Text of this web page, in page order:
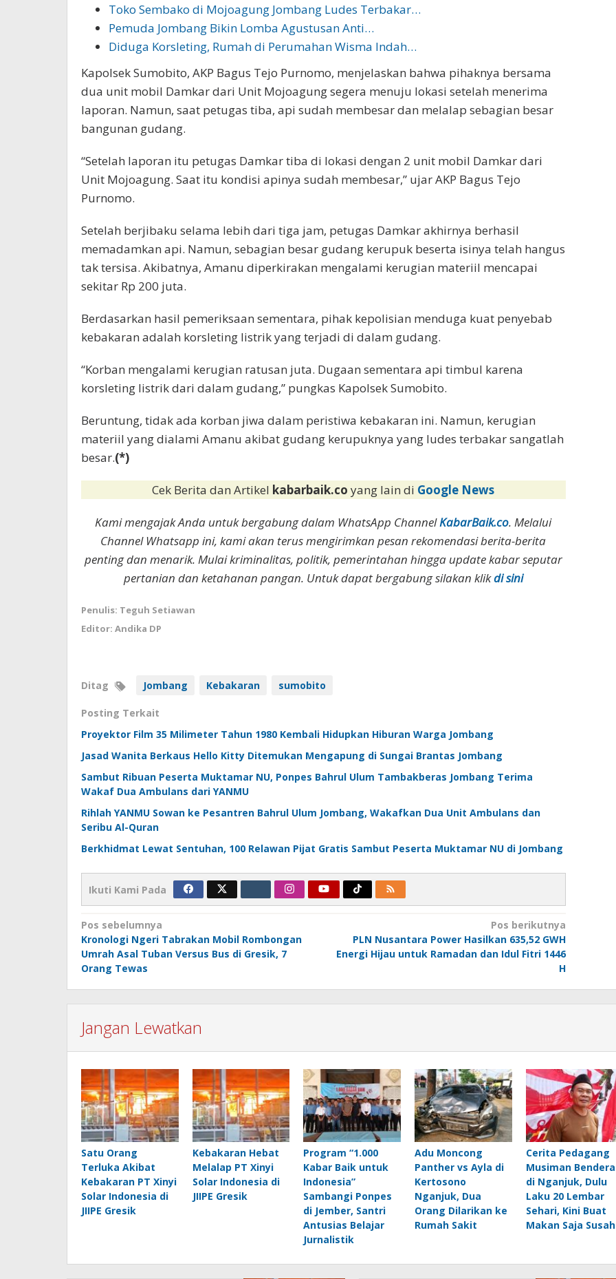
Toko Sembako di Mojoagung Jombang Ludes Terbakar…
Pemuda Jombang Bikin Lomba Agustusan Anti…
Diduga Korsleting, Rumah di Perumahan Wisma Indah…
Kapolsek Sumobito, AKP Bagus Tejo Purnomo, menjelaskan bahwa pihaknya bersama
dua unit mobil Damkar dari Unit Mojoagung segera menuju lokasi setelah menerima
laporan. Namun, saat petugas tiba, api sudah membesar dan melalap sebagian besar
bangunan gudang.
“Setelah laporan itu petugas Damkar tiba di lokasi dengan 2 unit mobil Damkar dari
Unit Mojoagung. Saat itu kondisi apinya sudah membesar,” ujar AKP Bagus Tejo
Purnomo.
Setelah berjibaku selama lebih dari tiga jam, petugas Damkar akhirnya berhasil
memadamkan api. Namun, sebagian besar gudang kerupuk beserta isinya telah hangus
tak tersisa. Akibatnya, Amanu diperkirakan mengalami kerugian materiil mencapai
sekitar Rp 200 juta.
Berdasarkan hasil pemeriksaan sementara, pihak kepolisian menduga kuat penyebab
kebakaran adalah korsleting listrik yang terjadi di dalam gudang.
“Korban mengalami kerugian ratusan juta. Dugaan sementara api timbul karena
korsleting listrik dari dalam gudang,” pungkas Kapolsek Sumobito.
Beruntung, tidak ada korban jiwa dalam peristiwa kebakaran ini. Namun, kerugian
materiil yang dialami Amanu akibat gudang kerupuknya yang ludes terbakar sangatlah
besar.(*)
Cek Berita dan Artikel kabarbaik.coyang lain di Google News
Kami mengajak Anda untuk bergabung dalam WhatsApp ChannelKabarBaik.co. Melalui
Channel Whatsapp ini, kami akan terus mengirimkan pesan rekomendasi berita-berita
penting dan menarik. Mulai kriminalitas, politik, pemerintahan hingga update kabar seputar
pertanian dan ketahanan pangan. Untuk dapat bergabung silakan klikdi sini
Penulis: Teguh Setiawan
Editor: Andika DP
Ditag Jombang Kebakaran sumobito
Posting Terkait
Proyektor Film 35 Milimeter Tahun 1980 Kembali Hidupkan Hiburan Warga Jombang
Jasad Wanita Berkaus Hello Kitty Ditemukan Mengapung di Sungai Brantas Jombang
Sambut Ribuan Peserta Muktamar NU, Ponpes Bahrul Ulum Tambakberas Jombang Terima
Wakaf Dua Ambulans dari YANMU
Rihlah YANMU Sowan ke Pesantren Bahrul Ulum Jombang, Wakafkan Dua Unit Ambulans dan
Seribu Al-Quran
Berkhidmat Lewat Sentuhan, 100 Relawan Pijat Gratis Sambut Peserta Muktamar NU di Jombang
Ikuti Kami Pada
Navigasi
pos
Pos sebelumnya
Kronologi Ngeri Tabrakan Mobil Rombongan
Umrah Asal Tuban Versus Bus di Gresik, 7
Orang Tewas
Pos berikutnya
PLN Nusantara Power Hasilkan 635,52 GWH
Energi Hijau untuk Ramadan dan Idul Fitri 1446
H
Jangan Lewatkan
Satu Orang
Terluka Akibat
Kebakaran PT Xinyi
Solar Indonesia di
JIIPE Gresik
Kebakaran Hebat
Melalap PT Xinyi
Solar Indonesia di
JIIPE Gresik
Program “1.000
Kabar Baik untuk
Indonesia”
Sambangi Ponpes
di Jember, Santri
Antusias Belajar
Jurnalistik
Adu Moncong
Panther vs Ayla di
Kertosono
Nganjuk, Dua
Orang Dilarikan ke
Rumah Sakit
Cerita Pedagang
Musiman Bendera
di Nganjuk, Dulu
Laku 20 Lembar
Sehari, Kini Buat
Makan Saja Susah